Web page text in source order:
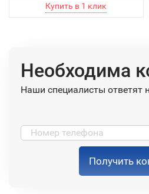
Необходима
Наши специалисты ответят
Получить